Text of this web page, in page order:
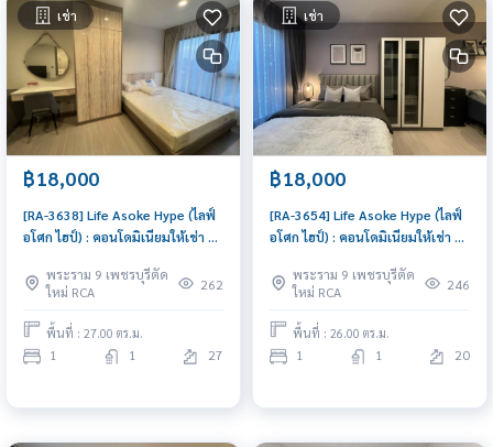
เช่า
฿18,000
[RA-3638] Life Asoke Hype (ไลฟ์
อโศก ไฮป์) : คอนโดมิเนียมให้เช่า 1
พิเศษสุดๆ
พระราม 9 เพชรบุรีตัด
ใหม่ RCA
262
พื้นที่ : 27.00 ตร.ม.
1 1 27
เช่า
฿18,000
[RA-3654] Life Asoke Hype (ไลฟ์
อโศก ไฮป์) : คอนโดมิเนียมให้เช่า 1
สบายพระราม 9 เพชรบุรีตัด
ใหม่ RCA
246
พื้นที่ : 26.00 ตร.ม.
1 1 20